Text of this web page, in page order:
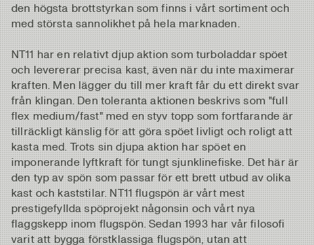
den högsta brottstyrkan som finns i vårt sortiment och
med största sannolikhet på hela marknaden.
NT11 har en relativt djup aktion som turboladdar spöet
och levererar precisa kast, även när du inte maximerar
kraften. Men lägger du till mer kraft får du ett direkt svar
från klingan. Den toleranta aktionen beskrivs som "full
flex medium/fast" med en styv topp som fortfarande är
tillräckligt känslig för att göra spöet livligt och roligt att
kasta med. Trots sin djupa aktion har spöet en
imponerande lyftkraft för tungt sjunklinefiske. Det här är
den typ av spön som passar för ett brett utbud av olika
kast och kaststilar. NT11 flugspön är vårt mest
prestigefyllda spöprojekt någonsin och vårt nya
flaggskepp inom flugspön. Sedan 1993 har vår filosofi
varit att bygga förstklassiga flugspön, utan att